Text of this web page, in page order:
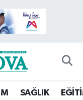
SAĞLIK